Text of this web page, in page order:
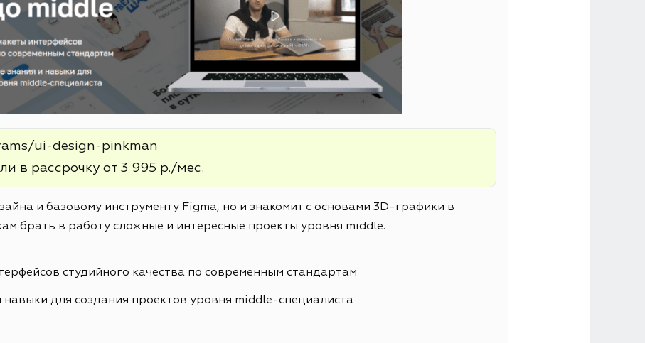
ui-design-pinkman
в рассрочку от 3 995 р./мес.
и базовому инструменту Figma, но и знакомит с основами 3D-графики в
брать в работу сложные и интересные проекты уровня middle.
студийного качества по современным стандартам
навыки для создания проектов уровня middle-специалиста